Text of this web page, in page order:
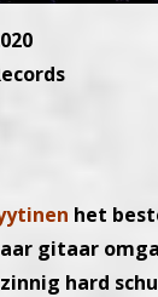
het
gitaar
hard